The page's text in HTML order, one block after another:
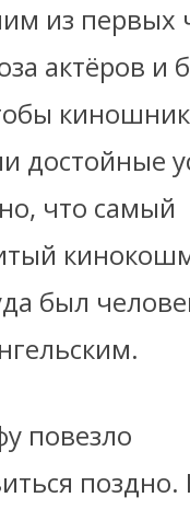
из первых
актёров и
достойные
что самый
был
повезло
поздно.